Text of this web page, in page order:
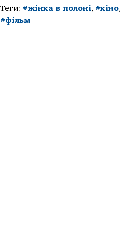
Теги: #жінка в полоні, #кіно,
#фільм